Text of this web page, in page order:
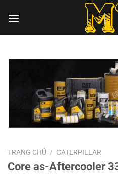
đến
TRANG CHỦ / CATERPILLAR
Core as-Aftercooler